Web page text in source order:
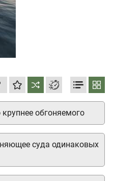
обгоняемого
суда одинаковых